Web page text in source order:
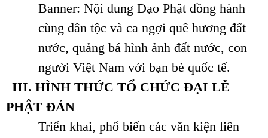
Banner: Nội dung Đạo Phật đồng hành
cùng dân tộc và ca ngợi quê hương đất
nước, quảng bá hình ảnh đất nước, con
người Việt Nam với bạn bè quốc tế.
III. HÌNH THỨC TỔ CHỨC ĐẠI LỄ
PHẬT ĐẢN
Triển khai, phổ biến các văn kiện liên